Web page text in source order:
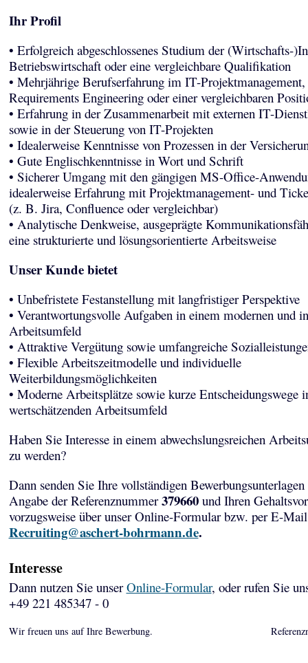
Ihr Profil
• Erfolgreich abgeschlossenes Studium der (Wirtschafts-
Betriebswirtschaft oder eine vergleichbare Qualifikation
• Mehrjährige Berufserfahrung im IT-Projektmanagement,
Requirements Engineering oder einer vergleichbaren
• Erfahrung in der Zusammenarbeit mit externen IT-
sowie in der Steuerung von IT-Projekten
• Idealerweise Kenntnisse von Prozessen in der
• Gute Englischkenntnisse in Wort und Schrift
• Sicherer Umgang mit den gängigen MS-Office-
idealerweise Erfahrung mit Projektmanagement- und
(z. B. Jira, Confluence oder vergleichbar)
• Analytische Denkweise, ausgeprägte
eine strukturierte und lösungsorientierte Arbeitsweise
Unser Kunde bietet
• Unbefristete Festanstellung mit langfristiger Perspektive
• Verantwortungsvolle Aufgaben in einem modernen und
Arbeitsumfeld
• Attraktive Vergütung sowie umfangreiche
• Flexible Arbeitszeitmodelle und individuelle
Weiterbildungsmöglichkeiten
• Moderne Arbeitsplätze sowie kurze Entscheidungswege
wertschätzenden Arbeitsumfeld
Haben Sie Interesse in einem abwechslungsreichen
zu werden?
Dann senden Sie Ihre vollständigen Bewerbungsunterlagen
Angabe der Referenznummer379660und Ihren
vorzugsweise über unser Online-Formular bzw. per E-
Recruiting@aschert-bohrmann.de.
Interesse
Dann nutzen Sie unserOnline-Formular, oder rufen Sie
+49 221 485347 - 0
Wir freuen uns auf Ihre Bewerbung.